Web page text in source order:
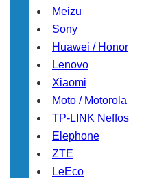
Meizu
Sony
Huawei / Honor
Lenovo
Xiaomi
Moto / Motorola
TP-LINK Neffos
Elephone
ZTE
LeEco